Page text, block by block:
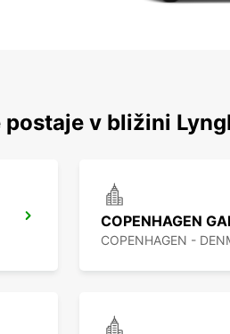
v bližini
COPENHAGEN -